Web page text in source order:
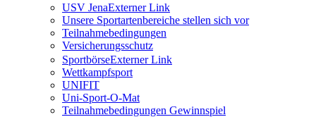
USV JenaExterner Link
Unsere Sportartenbereiche stellen sich vor
Teilnahmebedingungen
Versicherungsschutz
SportbörseExterner Link
Wettkampfsport
UNIFIT
Uni-Sport-O-Mat
Teilnahmebedingungen Gewinnspiel